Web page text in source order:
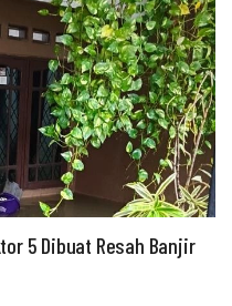
5 Dibuat Resah Banjir